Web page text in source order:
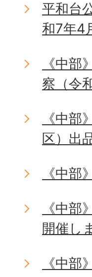
平和台
和7年4
《中
察（令
《中
区）出
《中部
《中
開催し
《中